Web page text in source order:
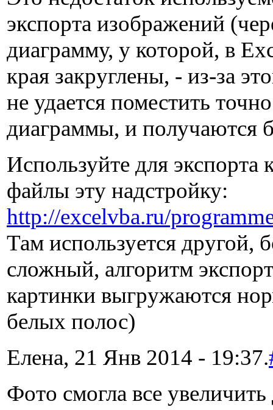
экспорта изображений
диаграмму, у которой, в
края закруглены, - из-за
не удается поместить
диаграммы, и получаются
Используйте для экспорта
файлы эту надстройку:
http://excelvba.ru/
Там используется другой,
сложный, алгоритм
картинки выгружаются
белых полос)
Елена, 21 Янв 2014 - 19:37.
Фото смогла все